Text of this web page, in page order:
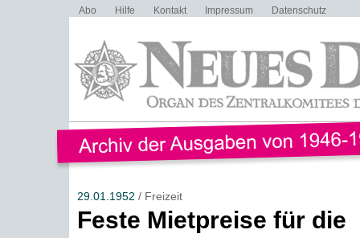
Abo Hilfe Kontakt Impressum Datenschutz
29.01.1952 / Freizeit
Feste Mietpreise für die